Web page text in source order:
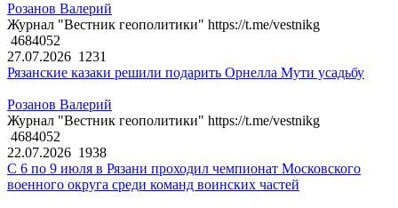
Розанов Валерий
Журнал "Вестник геополитики" https://t.me/vestnikg
4684052
27.07.2026 1231
Рязанские казаки решили подарить Орнелла Мути усадьбу
Розанов Валерий
Журнал "Вестник геополитики" https://t.me/vestnikg
4684052
22.07.2026 1938
С 6 по 9 июля в Рязани проходил чемпионат Московского
военного округа среди команд воинских частей